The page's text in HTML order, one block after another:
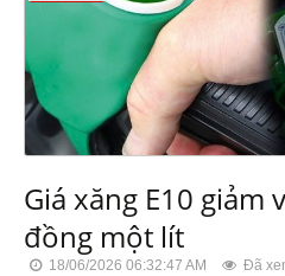
Giá xăng E10 giảm
đồng một lít
18/06/2026 06:32:47 AM Đã